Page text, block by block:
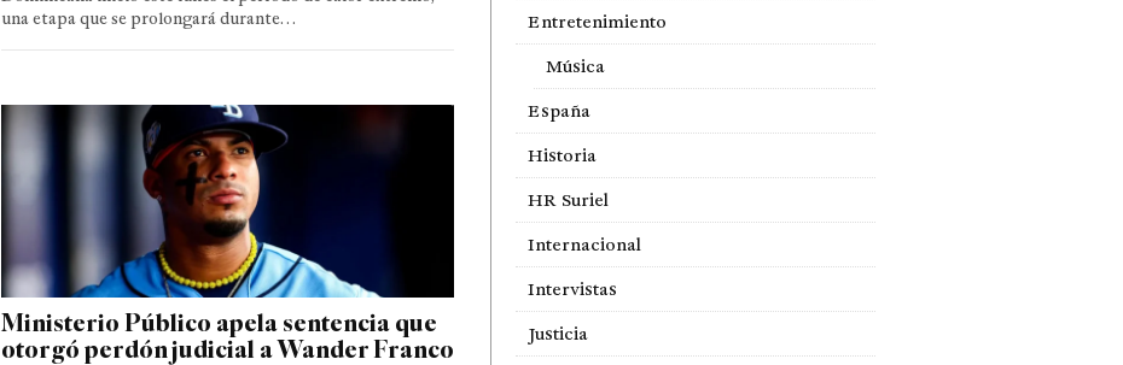
una etapa que se prolongará durante…
Ministerio Público apela sentencia que
otorgó perdón judicial a Wander Franco
Entretenimiento
Música
España
Historia
HR Suriel
Internacional
Intervistas
Justicia